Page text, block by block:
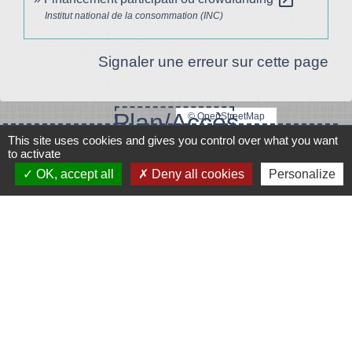
Institut national de la consommation (INC)
Signaler une erreur sur cette page
Plan/Accès
© OpenStreetMap
Contacts
Mairie de Le Vigeant
This site uses cookies and gives you control over what you want
to activate
OK, accept all
Deny all cookies Personalize